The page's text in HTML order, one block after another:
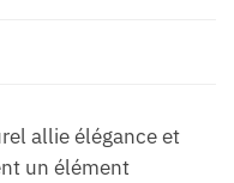
allie élégance et
un élément